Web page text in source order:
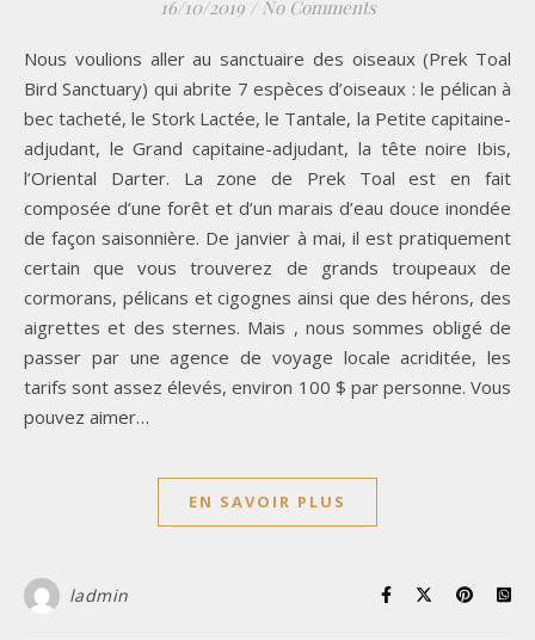
16/10/2019 / No Comments
Nous voulions aller au sanctuaire des oiseaux (Prek Toal
Bird Sanctuary) qui abrite 7 espèces d’oiseaux : le pélican à
bec tacheté, le Stork Lactée, le Tantale, la Petite capitaine-
adjudant, le Grand capitaine-adjudant, la tête noire Ibis,
l’Oriental Darter. La zone de Prek Toal est en fait
composée d’une forêt et d’un marais d’eau douce inondée
de façon saisonnière. De janvier à mai, il est pratiquement
certain que vous trouverez de grands troupeaux de
cormorans, pélicans et cigognes ainsi que des hérons, des
aigrettes et des sternes. Mais , nous sommes obligé de
passer par une agence de voyage locale acriditée, les
tarifs sont assez élevés, environ 100 $ par personne. Vous
pouvez aimer…
EN SAVOIR PLUS
ladmin